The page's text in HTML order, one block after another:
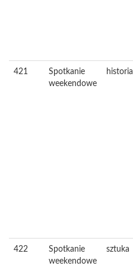
421
Spotkanie
weekendowe
historia
422
Spotkanie
weekendowe
sztuka